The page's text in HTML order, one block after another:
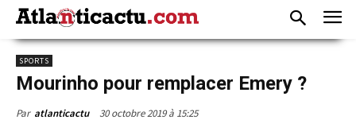
SPORTS
Mourinho pour remplacer Emery ?
Par atlanticactu 30 octobre 2019 à 15:25